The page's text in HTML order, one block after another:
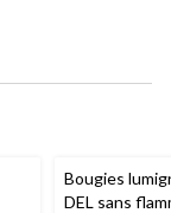
Bougies
DEL sans